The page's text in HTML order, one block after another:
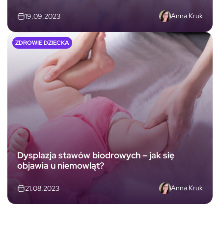
19.09.2023 Anna Kruk
Dysplazja stawów biodrowych – jak się
objawia u niemowląt?
21.08.2023 Anna Kruk
ZDROWIE DZIECKA